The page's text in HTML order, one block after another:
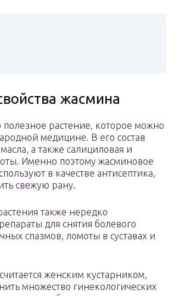
жасмина
полезное растение, которое можно
медицине. В его состав
а также салициловая и
Именно поэтому жасминовое
в качестве антисептика,
свежую рану.
также нередко
для снятия болевого
спазмов, ломоты в суставах и
женским кустарником,
множество гинекологических